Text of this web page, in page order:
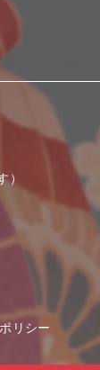
）
リシー